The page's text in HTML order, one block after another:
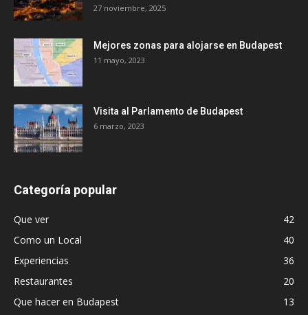
27 noviembre, 2025
Mejores zonas para alojarse en Budapest
11 mayo, 2023
Visita al Parlamento de Budapest
6 marzo, 2023
Categoría popular
Que ver
42
Como un Local
40
Experiencias
36
Restaurantes
20
Que hacer en Budapest
13